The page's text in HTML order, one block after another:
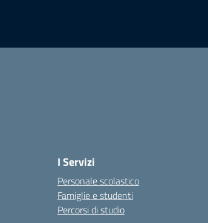
I Servizi
Personale scolastico
Famiglie e studenti
Percorsi di studio